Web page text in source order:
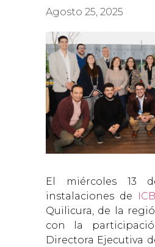
Agosto 25, 2025
El miércoles 13
instalaciones de
ICB
Quilicura, de la
con la
Directora Ejecutiva